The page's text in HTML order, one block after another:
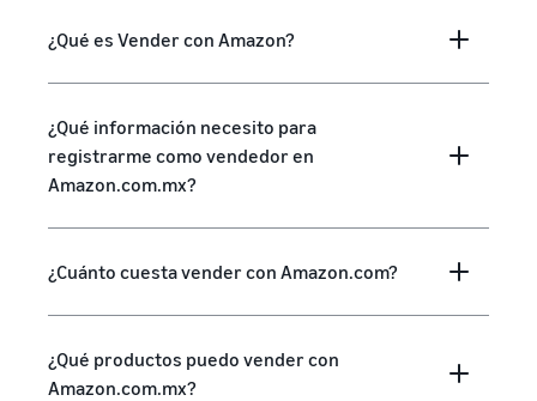
¿Qué es Vender con Amazon?
¿Qué información necesito para
registrarme como vendedor en
Amazon.com.mx?
¿Cuánto cuesta vender con Amazon.com?
¿Qué productos puedo vender con
Amazon.com.mx?